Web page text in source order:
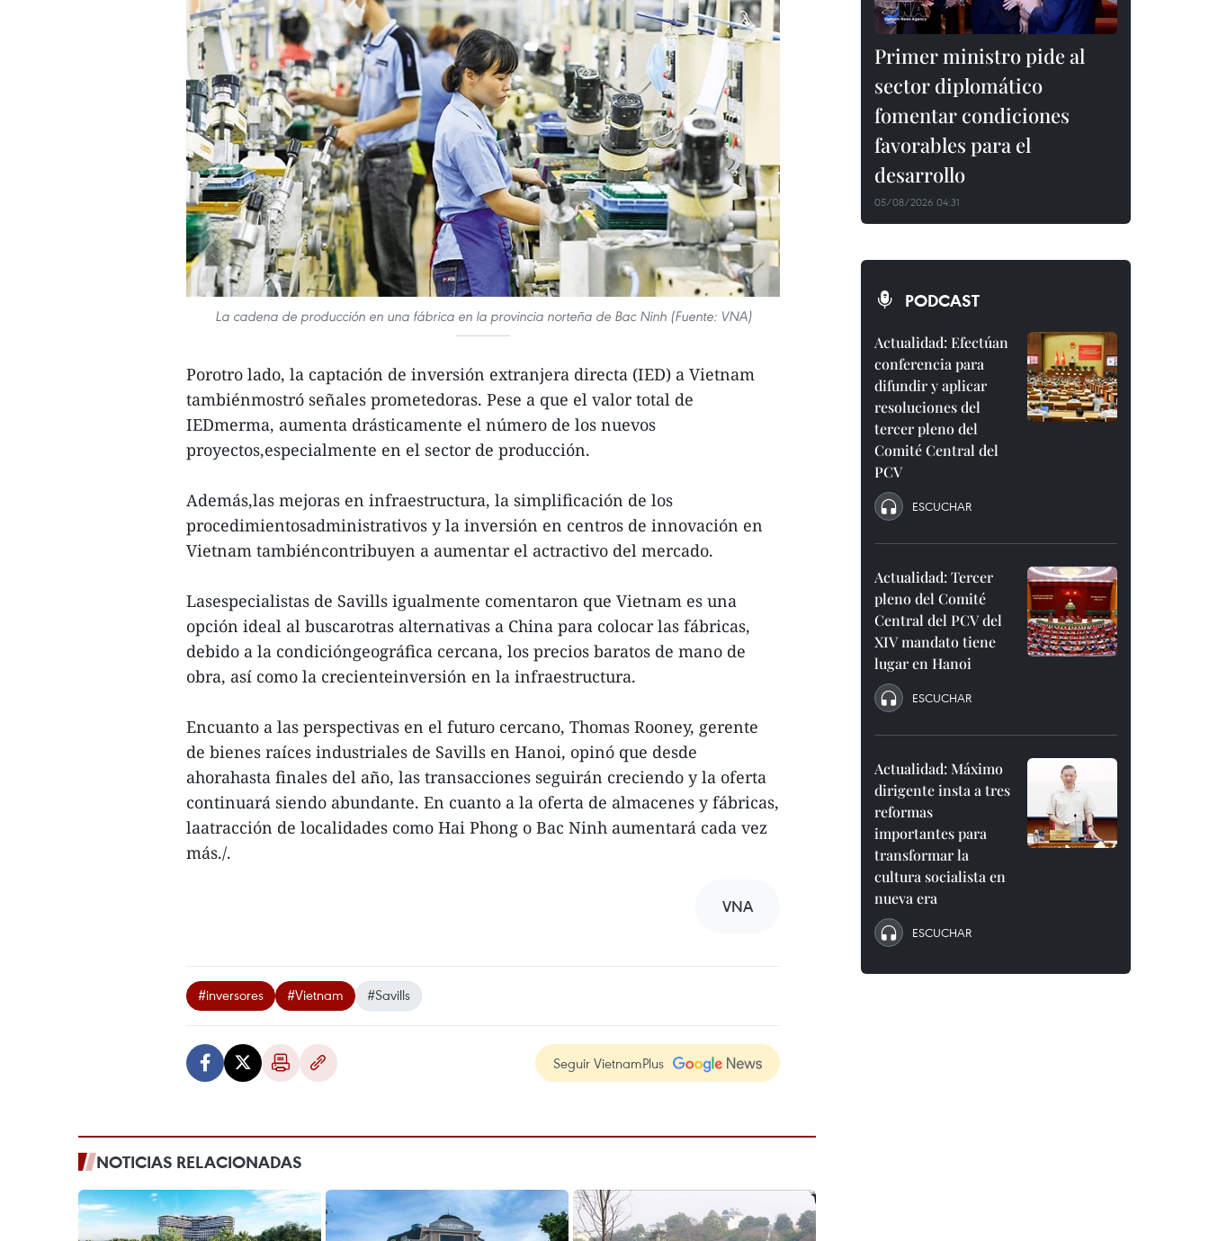
La cadena de producción en una fábrica en la provincia norteña de Bac Ninh (Fuente: VNA)
Porotro lado, la captación de inversión extranjera directa (IED) a Vietnam
tambiénmostró señales prometedoras. Pese a que el valor total de
IEDmerma, aumenta drásticamente el número de los nuevos
proyectos,especialmente en el sector de producción.
Además,las mejoras en infraestructura, la simplificación de los
procedimientosadministrativos y la inversión en centros de innovación en
Vietnam tambiéncontribuyen a aumentar el actractivo del mercado.
Lasespecialistas de Savills igualmente comentaron que Vietnam es una
opción ideal al buscarotras alternativas a China para colocar las fábricas,
debido a la condicióngeográfica cercana, los precios baratos de mano de
obra, así como la crecienteinversión en la infraestructura.
Encuanto a las perspectivas en el futuro cercano, Thomas Rooney, gerente
de bienes raíces industriales de Savills en Hanoi, opinó que desde
ahorahasta finales del año, las transacciones seguirán creciendo y la oferta
continuará siendo abundante. En cuanto a la oferta de almacenes y fábricas,
laatracción de localidades como Hai Phong o Bac Ninh aumentará cada vez
más./.
VNA
#inversores #Vietnam #Savills
Seguir VietnamPlus
NOTICIAS RELACIONADAS
Primer ministro pide al
sector diplomático
fomentar condiciones
favorables para el
desarrollo
05/08/2026 04:31
PODCAST
Actualidad: Efectúan
conferencia para
difundir y aplicar
resoluciones del
tercer pleno del
Comité Central del
PCV
ESCUCHAR
Actualidad: Tercer
pleno del Comité
Central del PCV del
XIV mandato tiene
lugar en Hanoi
ESCUCHAR
Actualidad: Máximo
dirigente insta a tres
reformas
importantes para
transformar la
cultura socialista en
nueva era
ESCUCHAR